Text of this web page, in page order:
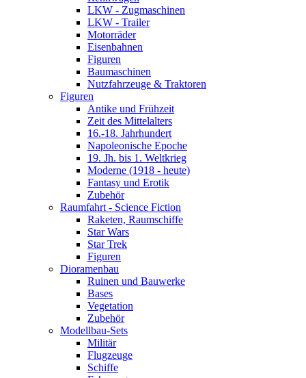
LKW - Zugmaschinen
LKW - Trailer
Motorräder
Eisenbahnen
Figuren
Baumaschinen
Nutzfahrzeuge & Traktoren
Figuren
Antike und Frühzeit
Zeit des Mittelalters
16.-18. Jahrhundert
Napoleonische Epoche
19. Jh. bis 1. Weltkrieg
Moderne (1918 - heute)
Fantasy und Erotik
Zubehör
Raumfahrt - Science Fiction
Raketen, Raumschiffe
Star Wars
Star Trek
Figuren
Dioramenbau
Ruinen und Bauwerke
Bases
Vegetation
Zubehör
Modellbau-Sets
Militär
Flugzeuge
Schiffe